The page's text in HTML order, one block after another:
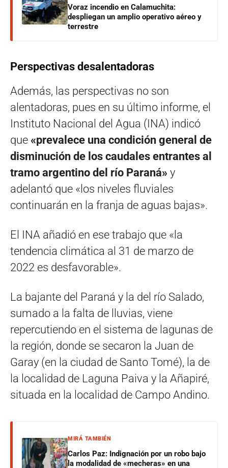
Voraz incendio en Calamuchita:
despliegan un amplio operativo aéreo y
terrestre
Perspectivas desalentadoras
Además, las perspectivas no son
alentadoras, pues en su último informe, el
Instituto Nacional del Agua (INA) indicó
que «prevalece una condición general de
disminución de los caudales entrantes al
tramo argentino del río Paraná» y
adelantó que «los niveles fluviales
continuarán en la franja de aguas bajas».
El INA añadió en ese trabajo que «la
tendencia climática al 31 de marzo de
2022 es desfavorable».
La bajante del Paraná y la del río Salado,
sumado a la falta de lluvias, viene
repercutiendo en el sistema de lagunas de
la región, donde se secaron la Juan de
Garay (en la ciudad de Santo Tomé), la de
la localidad de Laguna Paiva y la Añapiré,
situada en la localidad de Campo Andino.
MIRÁ TAMBIÉN
Carlos Paz: Indignación por un robo bajo
la modalidad de «mecheras» en una